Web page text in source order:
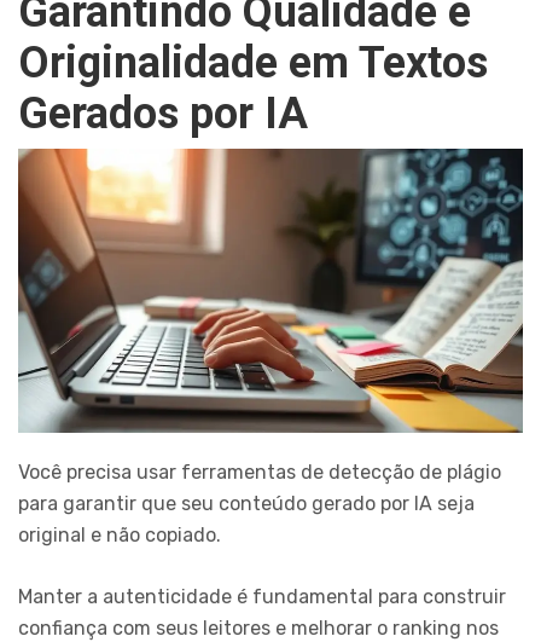
Garantindo Qualidade e
Originalidade em Textos
Gerados por IA
Você precisa usar ferramentas de detecção de plágio
para garantir que seu conteúdo gerado por IA seja
original e não copiado.
Manter a autenticidade é fundamental para construir
confiança com seus leitores e melhorar o ranking nos